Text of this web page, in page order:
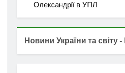
Олександрії в УПЛ
Новини України та світу